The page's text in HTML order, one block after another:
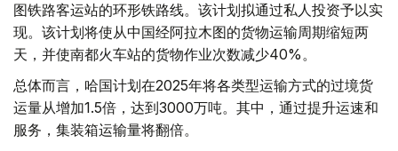
图铁路客运站的环形铁路线。该计划拟通过私人投资予以实
现。该计划将使从中国经阿拉木图的货物运输周期缩短两
天，并使南都火车站的货物作业次数减少40%。
总体而言，哈国计划在2025年将各类型运输方式的过境货
运量从增加1.5倍，达到3000万吨。其中，通过提升运速和
服务，集装箱运输量将翻倍。